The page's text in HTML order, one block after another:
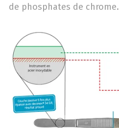
de phosphates de chrome.